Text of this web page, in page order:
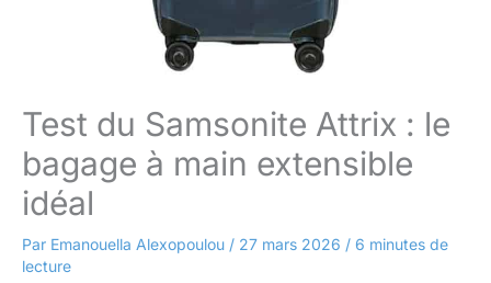
Test du Samsonite Attrix : le
bagage à main extensible
idéal
Par Emanouella Alexopoulou / 27 mars 2026 / 6 minutes de
lecture